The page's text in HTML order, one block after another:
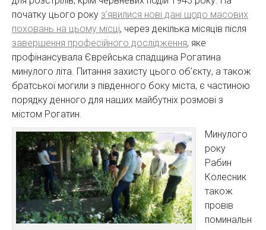
початку цього року з’явилися нові дані щодо масових
поховань на цьому місці, через декілька місяців після
завершення професійного дослідження, яке
профінансувала Єврейська спадщина Рогатина
минулого літа. Питання захисту цього об’єкту, а також
братської могили з південного боку міста, є частиною
порядку денного для наших майбутніх розмові з
містом Рогатин.
Минулого
року
Рабин
Колесник
також
провів
поминальн